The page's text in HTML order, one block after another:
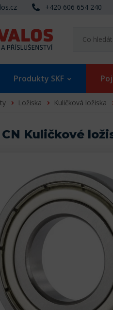
+420 606 654 240
Produkty SKF
Ložiska Kuličková ložiska
CN Kuličkové